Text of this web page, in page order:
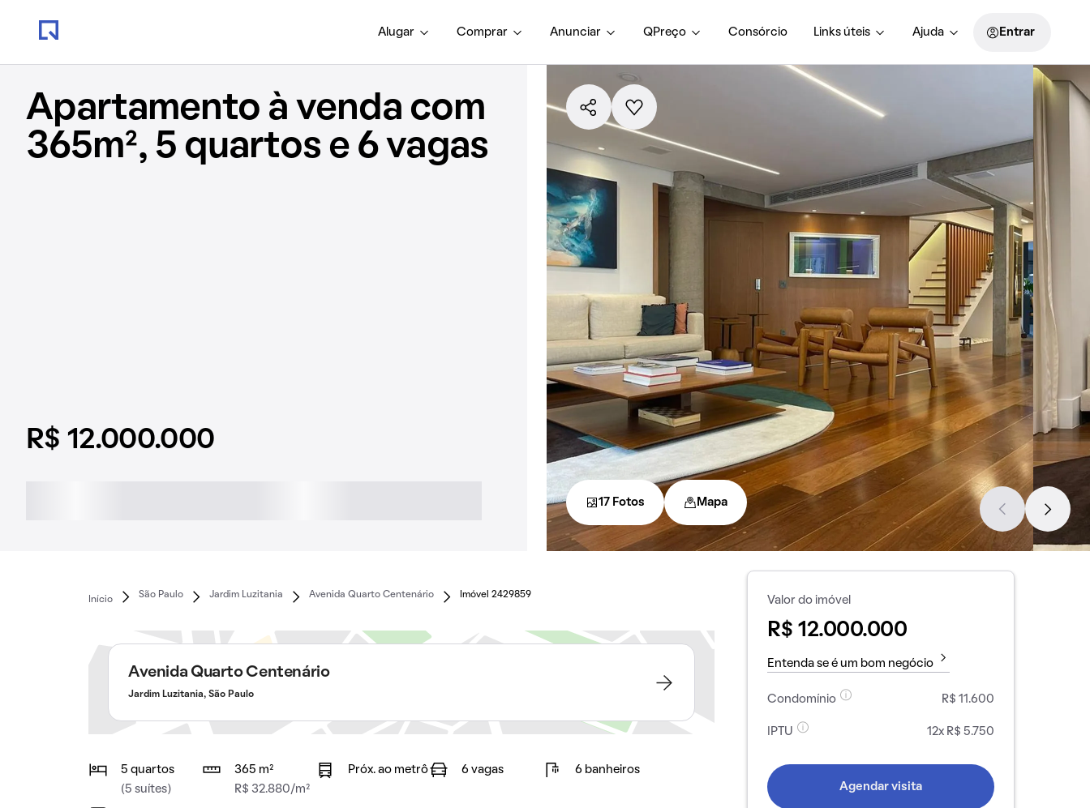
Alugar Comprar Anunciar QPreço Consórcio Links úteis Ajuda Entrar
Apartamento à venda com
365m², 5 quartos e 6 vagas
R$ 12.000.000
17 Fotos Mapa
Início
São Paulo Jardim Luzitania Avenida Quarto Centenário Imóvel 2429859
Avenida Quarto Centenário
Jardim Luzitania, São Paulo
5 quartos
(5 suítes)
365 m²
R$ 32.880/m²
Próx. ao metrô 6 vagas 6 banheiros
Valor do imóvel
R$ 12.000.000
Entenda se é um bom negócio
Condomínio R$ 11.600
IPTU 12x R$ 5.750
Agendar visita